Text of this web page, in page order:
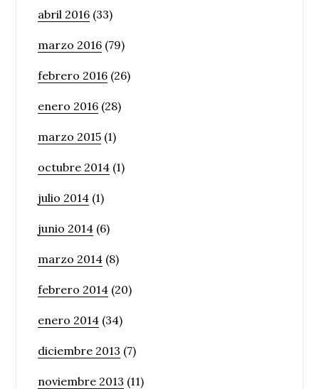
abril 2016 (33)
marzo 2016 (79)
febrero 2016 (26)
enero 2016 (28)
marzo 2015 (1)
octubre 2014 (1)
julio 2014 (1)
junio 2014 (6)
marzo 2014 (8)
febrero 2014 (20)
enero 2014 (34)
diciembre 2013 (7)
noviembre 2013 (11)